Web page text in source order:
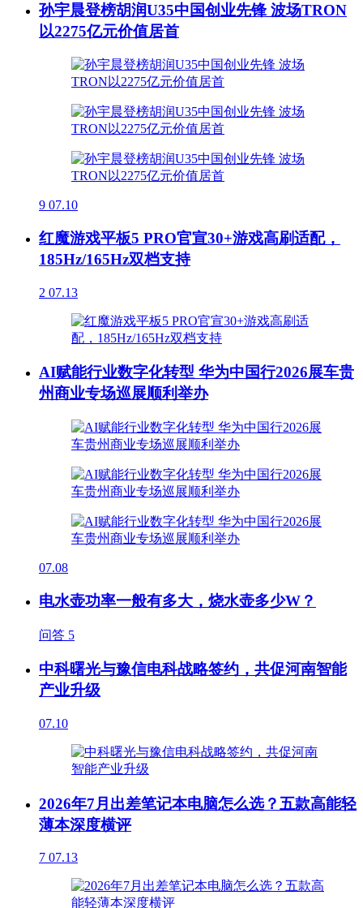
孙宇晨登榜胡润U35中国创业先锋 波场TRON
以2275亿元价值居首
9 07.10
红魔游戏平板5 PRO官宣30+游戏高刷适配，
185Hz/165Hz双档支持
2 07.13
AI赋能行业数字化转型 华为中国行2026展车贵
州商业专场巡展顺利举办
07.08
电水壶功率一般有多大，烧水壶多少W？
问答 5
中科曙光与豫信电科战略签约，共促河南智能
产业升级
07.10
2026年7月出差笔记本电脑怎么选？五款高能轻
薄本深度横评
7 07.13